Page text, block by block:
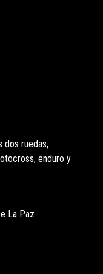
dos ruedas,
enduro y
La Paz